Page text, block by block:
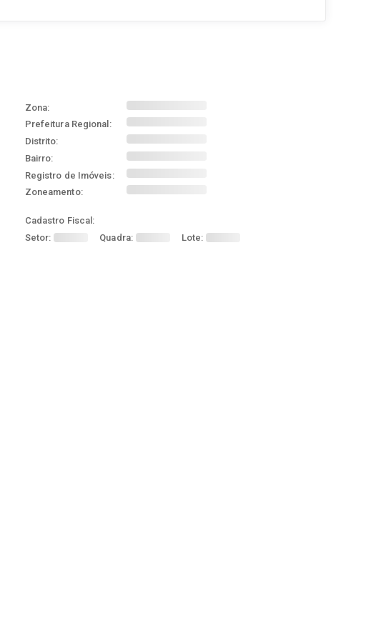
Zona:
Prefeitura Regional:
Distrito:
Bairro:
Registro de Imóveis:
Zoneamento:
Cadastro Fiscal:
Setor:
Quadra: Lote: